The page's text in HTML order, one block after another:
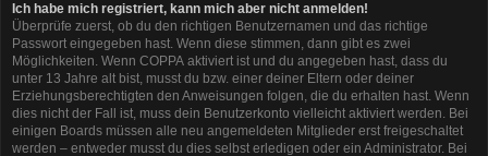
Ich habe mich registriert, kann mich aber nicht anmelden!
Überprüfe zuerst, ob du den richtigen Benutzernamen und das richtige
Passwort eingegeben hast. Wenn diese stimmen, dann gibt es zwei
Möglichkeiten. Wenn COPPA aktiviert ist und du angegeben hast, dass du
unter 13 Jahre alt bist, musst du bzw. einer deiner Eltern oder deiner
Erziehungsberechtigten den Anweisungen folgen, die du erhalten hast. Wenn
dies nicht der Fall ist, muss dein Benutzerkonto vielleicht aktiviert werden. Bei
einigen Boards müssen alle neu angemeldeten Mitglieder erst freigeschaltet
werden – entweder musst du dies selbst erledigen oder ein Administrator. Bei